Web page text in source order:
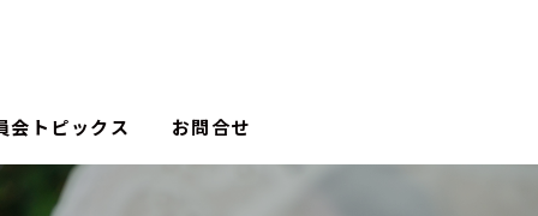
会トピックス お問合せ